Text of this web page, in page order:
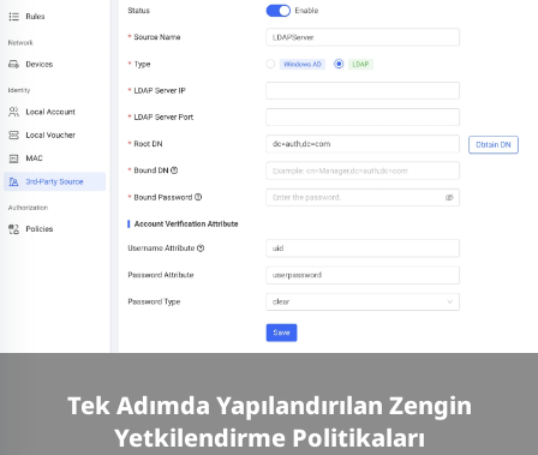
Tek Adımda Yapılandırılan Zengin
Yetkilendirme Politikaları